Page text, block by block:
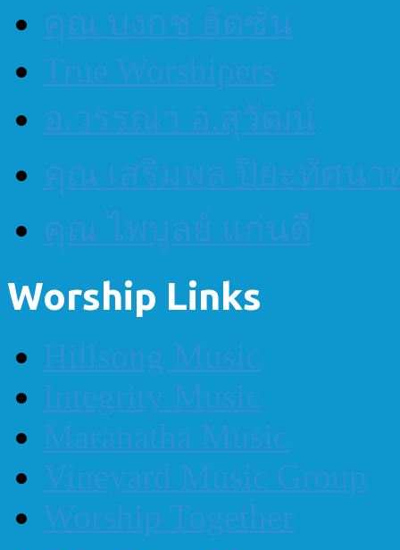
คุณ บงกช ฮัดซัน
True Worshipers
อ.วรรณา อ.สุวัฒน์
คุณ เสริมพล ปิยะทัศนา
คุณ ไพบูลย์ แก่นดี
Worship Links
Hillsong Music
Integrity Music
Maranatha Music
Vineyard Music Group
Worship Together